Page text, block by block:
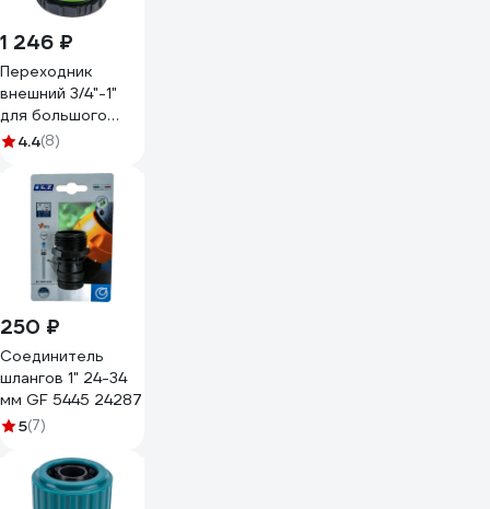
1 246 ₽
Переходник
внешний 3/4"-1"
для большого
объема воды USP
4.4(8)
250 ₽
Соединитель
шлангов 1" 24-34
мм GF 5445 24287
5(7)